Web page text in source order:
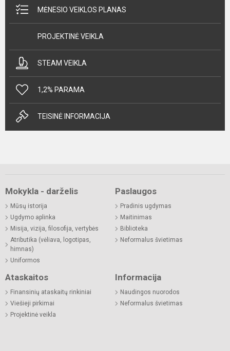
MĖNESIO VEIKLOS PLANAS
PROJEKTINĖ VEIKLA
STEAM VEIKLA
1,2% PARAMA
TEISINĖ INFORMACIJA
Mokykla - darželis
Mūsų istorija
Ugdymo aplinka
Misija, vizija, filosofija, vertybės
Atributika (vėliava, logotipas,
himnas)
Uniformos
Paslaugos
Pradinis ugdymas
Maitinimas
Biblioteka
Neformalus švietimas
Ataskaitos
Finansinių ataskaitų rinkiniai
Viešieji pirkimai
Projektinė veikla
Informacija
Naudingos nuorodos
Neformalus švietimas